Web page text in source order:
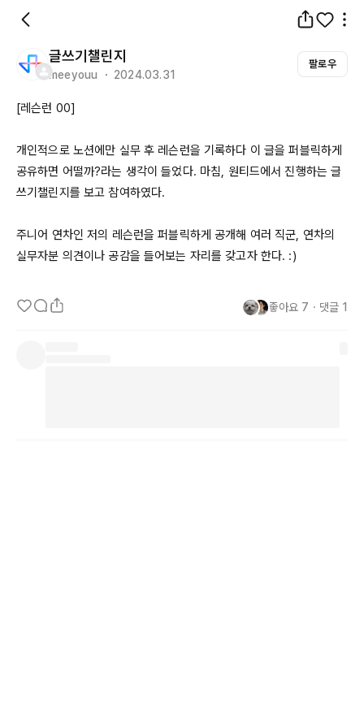
글쓰기챌린지
meeyouu ・ 2024.03.31
팔로우
[레슨런 00]
개인적으로 노션에만 실무 후 레슨런을 기록하다 이 글을 퍼블릭하게
공유하면 어떨까?라는 생각이 들었다. 마침, 원티드에서 진행하는 글
쓰기챌린지를 보고 참여하였다.
주니어 연차인 저의 레슨런을 퍼블릭하게 공개해 여러 직군, 연차의
실무자분 의견이나 공감을 들어보는 자리를 갖고자 한다. :)
좋아요 7 ・ 댓글 1